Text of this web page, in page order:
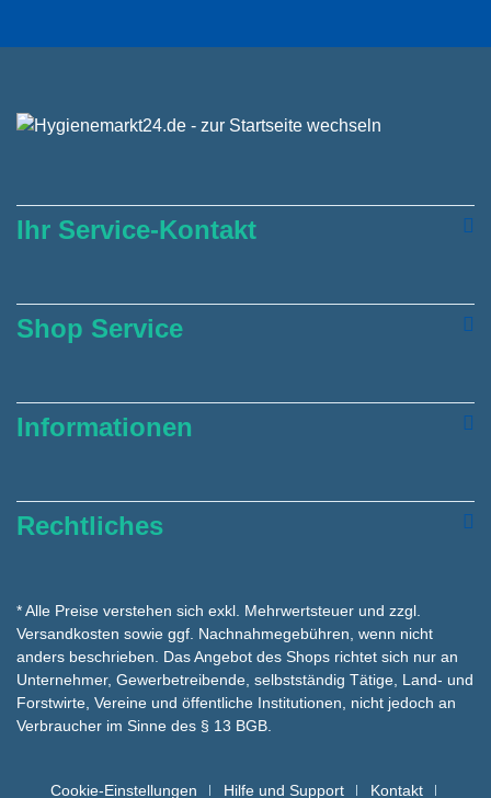
Ihr Service-Kontakt
Shop Service
Informationen
Rechtliches
* Alle Preise verstehen sich exkl. Mehrwertsteuer und zzgl.
Versandkosten sowie ggf. Nachnahmegebühren, wenn nicht
anders beschrieben. Das Angebot des Shops richtet sich nur an
Unternehmer, Gewerbetreibende, selbstständig Tätige, Land- und
Forstwirte, Vereine und öffentliche Institutionen, nicht jedoch an
Verbraucher im Sinne des § 13 BGB.
Cookie-Einstellungen Hilfe und Support Kontakt